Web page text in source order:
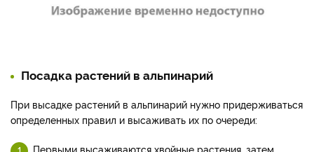
Посадка растений в альпинарий
При высадке растений в альпинарий нужно придерживаться
определенных правил и высаживать их по очереди:
Первыми высаживаются хвойные растения, затем